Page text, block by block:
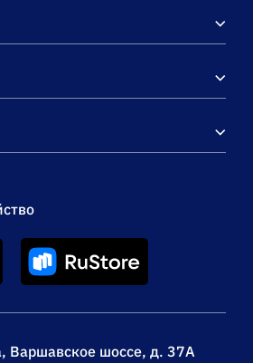
Варшавское шоссе, д. 37А